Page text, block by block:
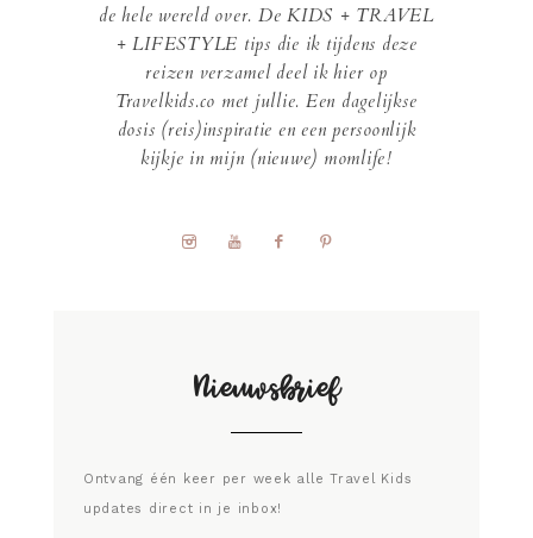
de hele wereld over. De KIDS + TRAVEL
+ LIFESTYLE tips die ik tijdens deze
reizen verzamel deel ik hier op
Travelkids.co met jullie. Een dagelijkse
dosis (reis)inspiratie en een persoonlijk
kijkje in mijn (nieuwe) momlife!
Nieuwsbrief
Ontvang één keer per week alle Travel Kids
updates direct in je inbox!